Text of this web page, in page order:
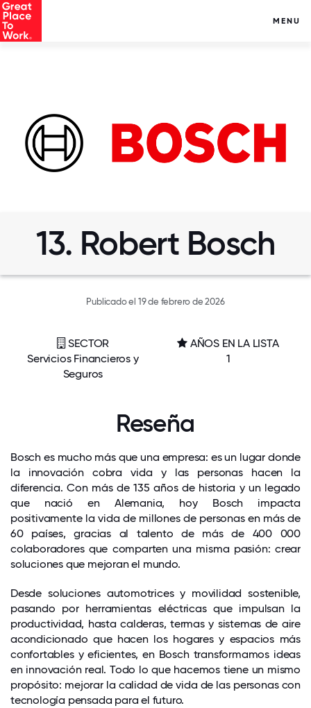
MENU
13. Robert Bosch
Publicado el 19 de febrero de 2026
SECTOR
Servicios Financieros y
Seguros
AÑOS EN LA LISTA
1
Reseña
Bosch es mucho más que una empresa: es un lugar donde
la innovación cobra vida y las personas hacen la
diferencia. Con más de 135 años de historia y un legado
que nació en Alemania, hoy Bosch impacta
positivamente la vida de millones de personas en más de
60 países, gracias al talento de más de 400 000
colaboradores que comparten una misma pasión: crear
soluciones que mejoran el mundo.
Desde soluciones automotrices y movilidad sostenible,
pasando por herramientas eléctricas que impulsan la
productividad, hasta calderas, termas y sistemas de aire
acondicionado que hacen los hogares y espacios más
confortables y eficientes, en Bosch transformamos ideas
en innovación real. Todo lo que hacemos tiene un mismo
propósito: mejorar la calidad de vida de las personas con
tecnología pensada para el futuro.